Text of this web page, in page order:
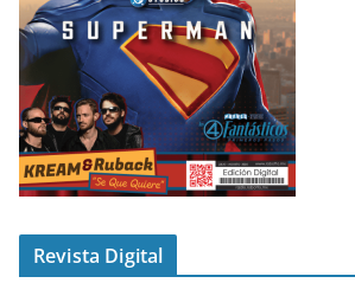
Revista Digital